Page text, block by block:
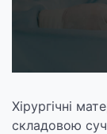
Хірургічні
складовою